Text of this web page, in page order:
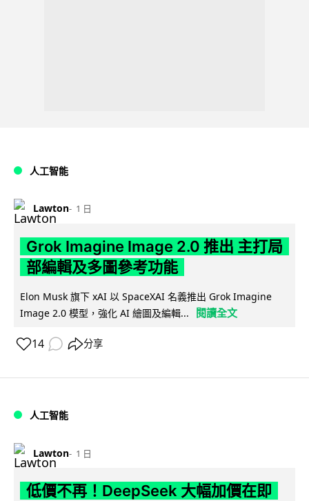
人工智能
Lawton 1 日
Grok Imagine Image 2.0 推出 主打局
部編輯及多圖參考功能
Elon Musk 旗下 xAI 以 SpaceXAI 名義推出 Grok Imagine
Image 2.0 模型，強化 AI 繪圖及編輯...
閱讀全文
14 分享
人工智能
Lawton 1 日
低價不再！DeepSeek 大幅加價在即